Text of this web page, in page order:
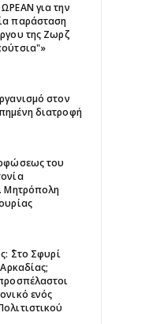
για την
παράσταση
της Ζωρζ
στον
διατροφή
του
Μητρόπολη
Σφυρί
ενός